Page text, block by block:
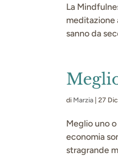
La
meditazione
sanno da
di Marzia |27
Meglio uno
economia
stragrande